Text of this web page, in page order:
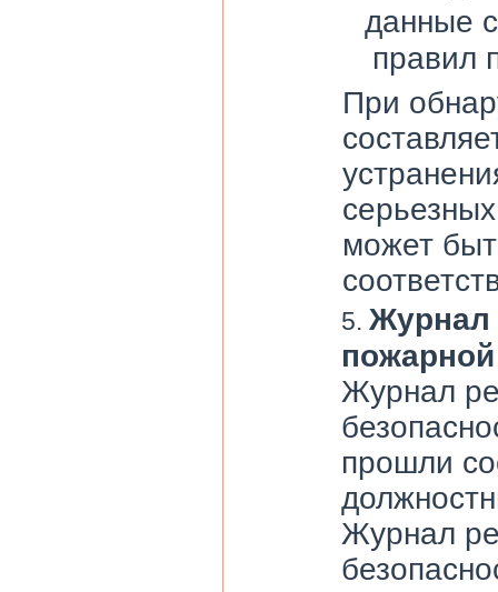
данные
правил
При
может
Журнал
Журнал
прошли
Журнал